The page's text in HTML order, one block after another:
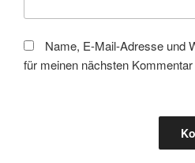
Name, E-Mail-Adresse und
für meinen nächsten